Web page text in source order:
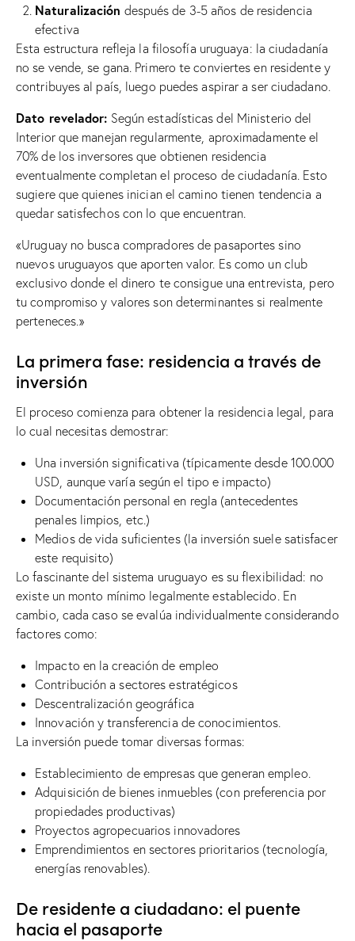
Naturalización después de 3-5 años de residencia
efectiva
Esta estructura refleja la filosofía uruguaya: la ciudadanía
no se vende, se gana. Primero te conviertes en residente y
contribuyes al país, luego puedes aspirar a ser ciudadano.
Dato revelador: Según estadísticas del Ministerio del
Interior que manejan regularmente, aproximadamente el
70% de los inversores que obtienen residencia
eventualmente completan el proceso de ciudadanía. Esto
sugiere que quienes inician el camino tienen tendencia a
quedar satisfechos con lo que encuentran.
«Uruguay no busca compradores de pasaportes sino
nuevos uruguayos que aporten valor. Es como un club
exclusivo donde el dinero te consigue una entrevista, pero
tu compromiso y valores son determinantes si realmente
perteneces.»
La primera fase: residencia a través de
inversión
El proceso comienza para obtener la residencia legal, para
lo cual necesitas demostrar:
Una inversión significativa (típicamente desde 100.000
USD, aunque varía según el tipo e impacto)
Documentación personal en regla (antecedentes
penales limpios, etc.)
Medios de vida suficientes (la inversión suele satisfacer
este requisito)
Lo fascinante del sistema uruguayo es su flexibilidad: no
existe un monto mínimo legalmente establecido. En
cambio, cada caso se evalúa individualmente considerando
factores como:
Impacto en la creación de empleo
Contribución a sectores estratégicos
Descentralización geográfica
Innovación y transferencia de conocimientos.
La inversión puede tomar diversas formas:
Establecimiento de empresas que generan empleo.
Adquisición de bienes inmuebles (con preferencia por
propiedades productivas)
Proyectos agropecuarios innovadores
Emprendimientos en sectores prioritarios (tecnología,
energías renovables).
De residente a ciudadano: el puente
hacia el pasaporte